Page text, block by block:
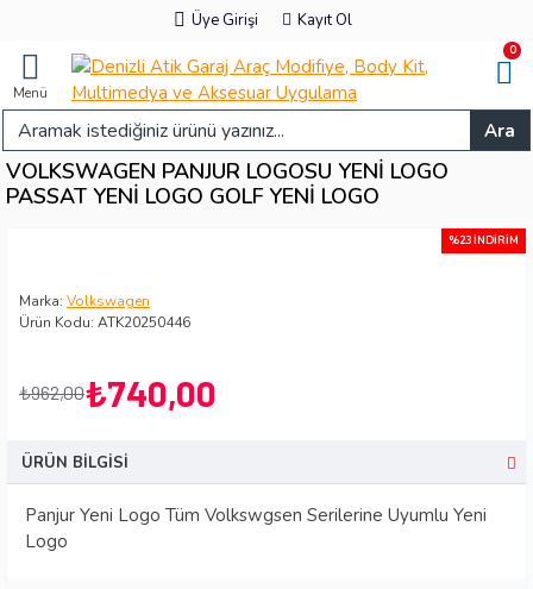
Üye Girişi Kayıt Ol
Menü
0
Ara
VOLKSWAGEN PANJUR LOGOSU YENI LOGO
PASSAT YENI LOGO GOLF YENI LOGO
%23 İNDIRIM
Marka: Volkswagen
Ürün Kodu: ATK20250446
₺740,00
₺962,00
ÜRÜN BILGISI
Panjur Yeni Logo Tüm Volkswgsen Serilerine Uyumlu Yeni
Logo